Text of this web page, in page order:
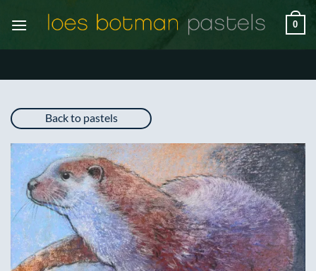
naar
0
Back to pastels